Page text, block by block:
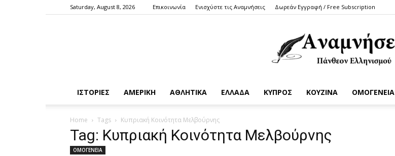
Saturday, August 8, 2026 Επικοινωνία Ενισχύστε τις Αναμνήσεις Δωρεάν Εγγραφή / Free Subscription
ΙΣΤΟΡΙΕΣ ΑΜΕΡΙΚΗ ΑΘΛΗΤΙΚΑ ΕΛΛΑΔΑ ΚΥΠΡΟΣ ΚΟΥΖΙΝΑ ΟΜΟΓΕΝΕΙΑ
Home Tags Κυπριακή Κοινότητα Μελβούρνης
Tag: Κυπριακή Κοινότητα Μελβούρνης
ΟΜΟΓΕΝΕΙΑ